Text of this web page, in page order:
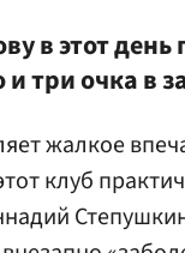
в этот день
три очка в
жалкое
клуб